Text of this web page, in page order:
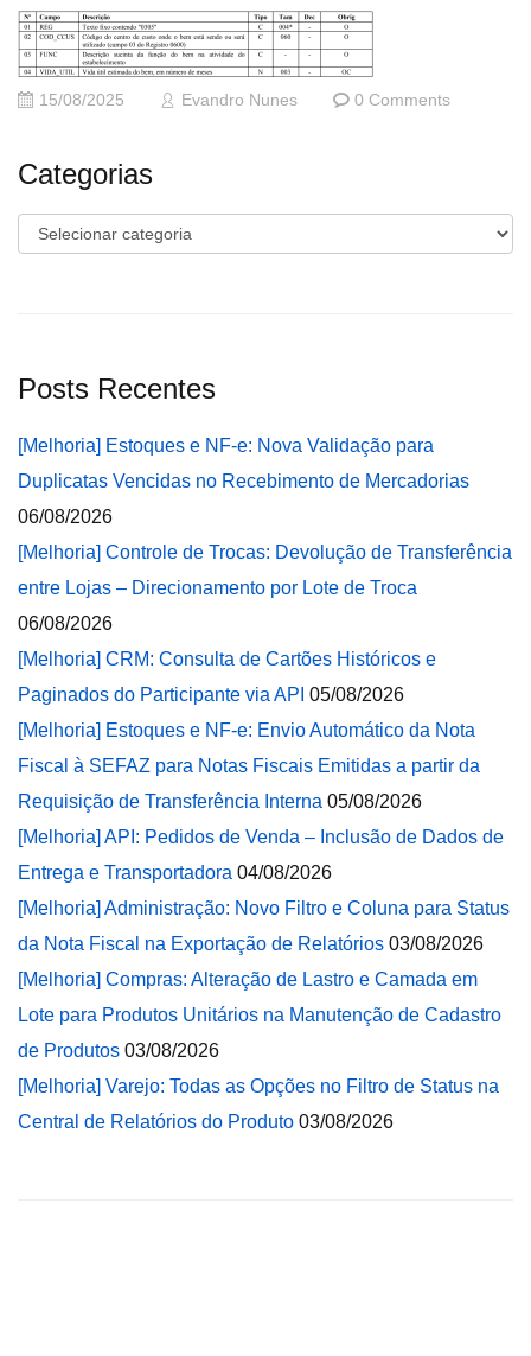
15/08/2025 Evandro Nunes 0 Comments
Categorias
Categorias
Posts Recentes
[Melhoria] Estoques e NF-e: Nova Validação para
Duplicatas Vencidas no Recebimento de Mercadorias
06/08/2026
[Melhoria] Controle de Trocas: Devolução de Transferência
entre Lojas – Direcionamento por Lote de Troca
06/08/2026
[Melhoria] CRM: Consulta de Cartões Históricos e
Paginados do Participante via API 05/08/2026
[Melhoria] Estoques e NF-e: Envio Automático da Nota
Fiscal à SEFAZ para Notas Fiscais Emitidas a partir da
Requisição de Transferência Interna 05/08/2026
[Melhoria] API: Pedidos de Venda – Inclusão de Dados de
Entrega e Transportadora 04/08/2026
[Melhoria] Administração: Novo Filtro e Coluna para Status
da Nota Fiscal na Exportação de Relatórios 03/08/2026
[Melhoria] Compras: Alteração de Lastro e Camada em
Lote para Produtos Unitários na Manutenção de Cadastro
de Produtos 03/08/2026
[Melhoria] Varejo: Todas as Opções no Filtro de Status na
Central de Relatórios do Produto 03/08/2026